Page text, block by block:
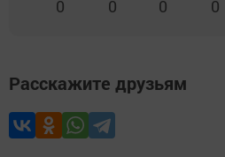
0 0 0 0
Расскажите друзьям